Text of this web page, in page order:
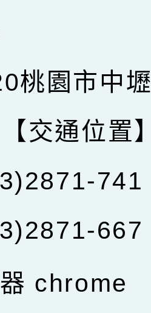
桃園市中
【交通位置
741
667
chrome